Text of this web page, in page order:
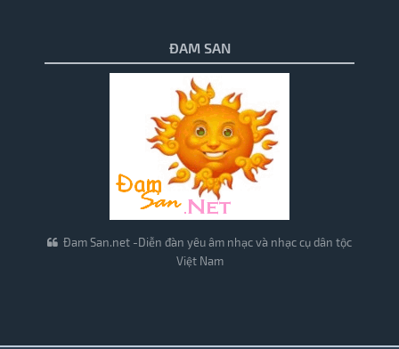
ĐAM SAN
Đam San.net -Diễn đàn yêu âm nhạc và nhạc cụ dân tộc
Việt Nam